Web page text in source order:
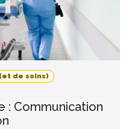
de soins)
: Communication